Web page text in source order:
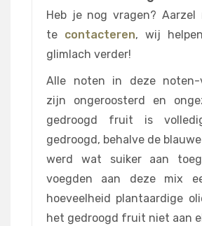
Heb je nog vragen?
te contacteren, wij
glimlach verder!
Alle noten in deze noten-
zijn ongeroosterd en
gedroogd fruit is
gedroogd, behalve de
werd wat suiker aan
voegden aan deze mix
hoeveelheid plantaardige
het gedroogd fruit niet aan